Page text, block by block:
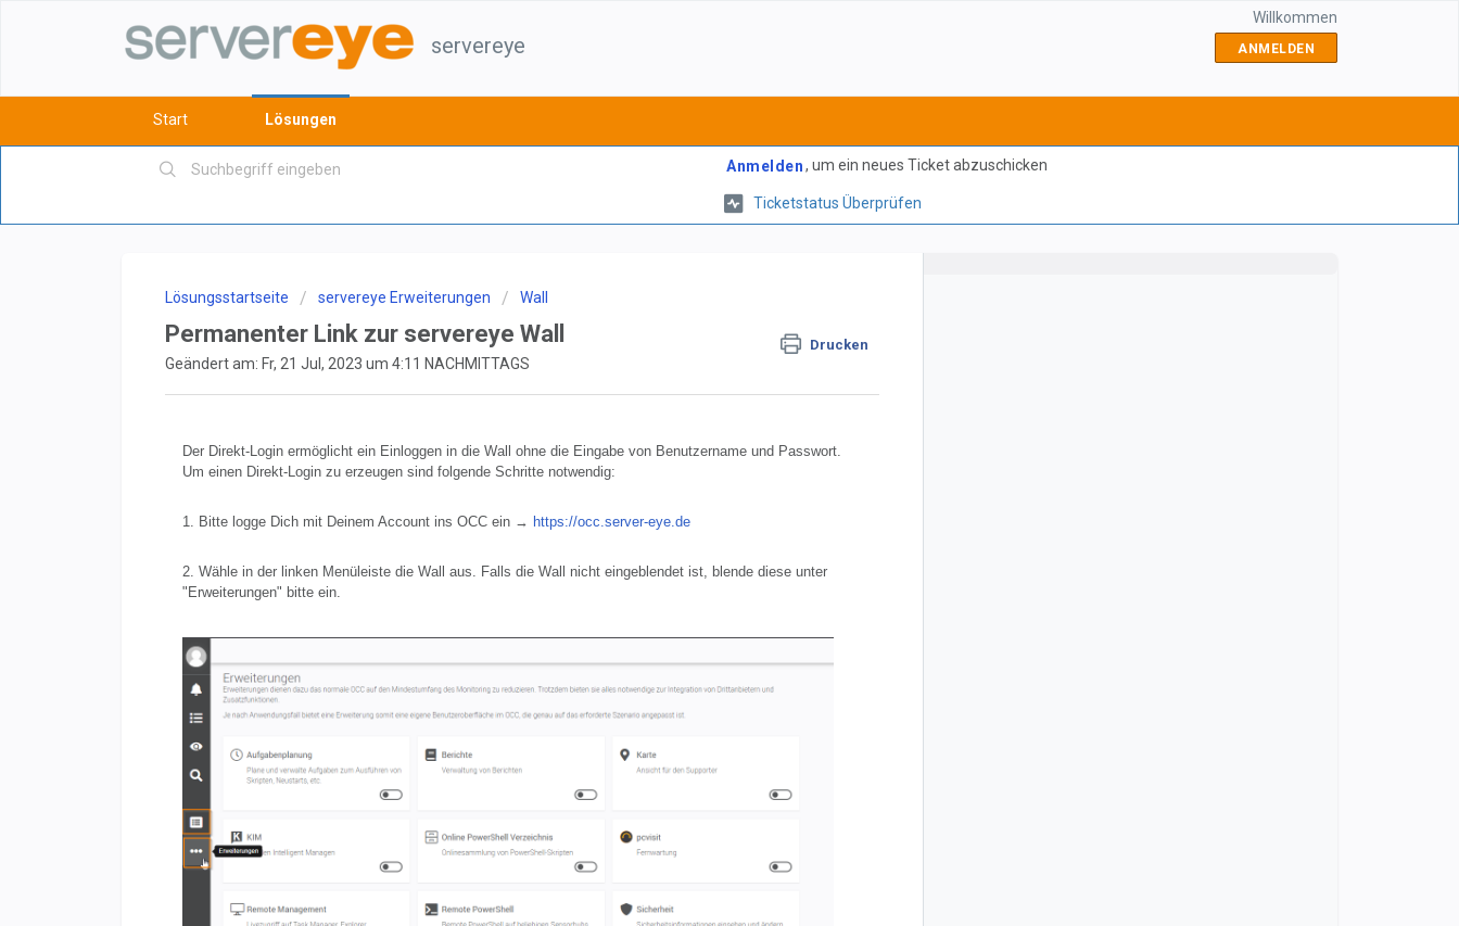
servereye
Willkommen
ANMELDEN
Start Lösungen
Anmelden, um ein neues Ticket abzuschicken
Ticketstatus Überprüfen
Lösungsstartseite servereye Erweiterungen Wall
Permanenter Link zur servereye Wall Drucken
Geändert am: Fr, 21 Jul, 2023 um 4:11 NACHMITTAGS
Der Direkt-Login ermöglicht ein Einloggen in die Wall ohne die Eingabe von Benutzername und Passwort.
Um einen Direkt-Login zu erzeugen sind folgende Schritte notwendig:
1. Bitte logge Dich mit Deinem Account ins OCC ein → https://occ.server-eye.de
2. Wähle in der linken Menüleiste die Wall aus. Falls die Wall nicht eingeblendet ist, blende diese unter
"Erweiterungen" bitte ein.